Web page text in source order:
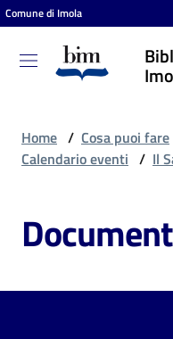
Vai al contenuto
Vai alla navigazione
Vai al footer
Comune di Imola
Biblioteca
comunale
puoi
Home / Cosa puoi fare
Calendario eventi / Il